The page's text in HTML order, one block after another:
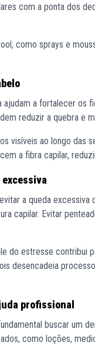
com a ponta dos
como sprays e
a fortalecer os
reduzir a quebra e
visíveis ao longo das
a fibra capilar,
a queda
capilar. Evitar
do estresse contribui
desencadeia
profissional
buscar um
como loções,